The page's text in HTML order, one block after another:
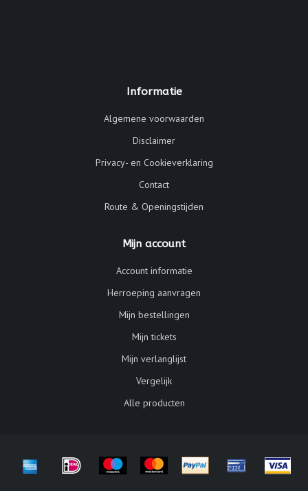
Informatie
Algemene voorwaarden
Disclaimer
Privacy- en Cookieverklaring
Contact
Route & Openingstijden
Mijn account
Account informatie
Herroeping aanvragen
Mijn bestellingen
Mijn tickets
Mijn verlanglijst
Vergelijk
Alle producten